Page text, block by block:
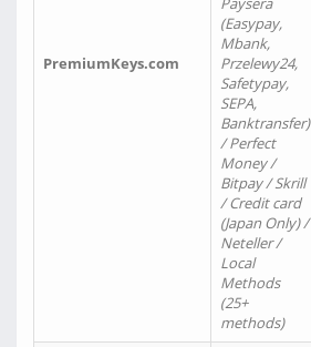
PremiumKeys.com
(Easypay,
Mbank,
Przelewy24,
Safetypay,
SEPA,
Banktransfer)
/ Perfect
Money /
Bitpay / Skrill
/ Credit card
(Japan Only) /
Neteller /
Local
Methods
(25+
methods)